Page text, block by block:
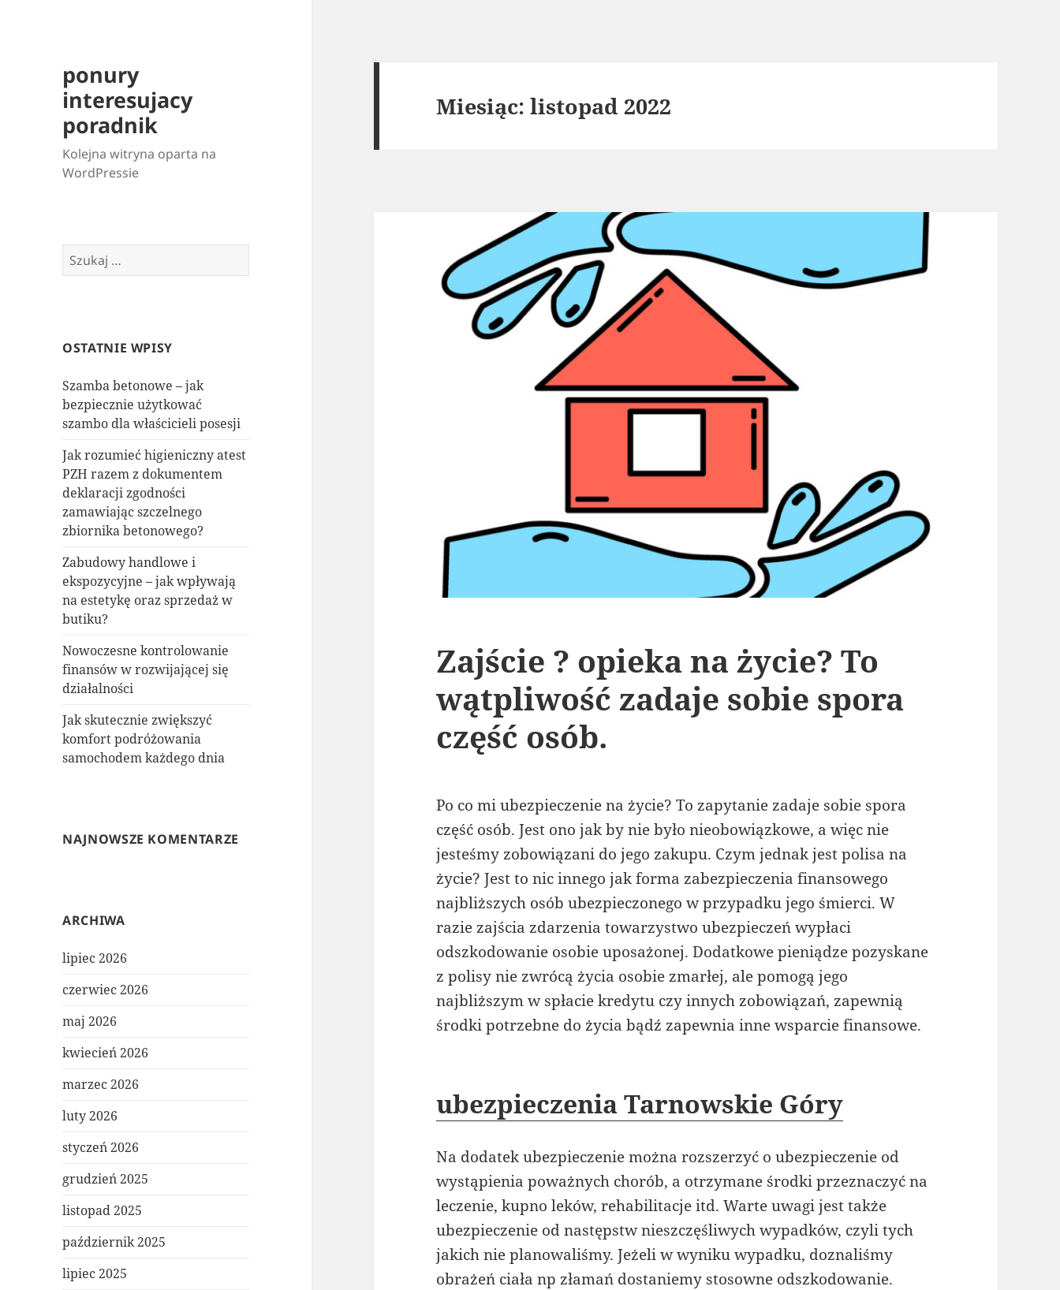
ponury
interesujacy
poradnik
Kolejna witryna oparta na
WordPressie
Szukaj:
OSTATNIE WPISY
Szamba betonowe – jak
bezpiecznie użytkować
szambo dla właścicieli posesji
Jak rozumieć higieniczny atest
PZH razem z dokumentem
deklaracji zgodności
zamawiając szczelnego
zbiornika betonowego?
Zabudowy handlowe i
ekspozycyjne – jak wpływają
na estetykę oraz sprzedaż w
butiku?
Nowoczesne kontrolowanie
finansów w rozwijającej się
działalności
Jak skutecznie zwiększyć
komfort podróżowania
samochodem każdego dnia
NAJNOWSZE KOMENTARZE
ARCHIWA
lipiec 2026
czerwiec 2026
maj 2026
kwiecień 2026
marzec 2026
luty 2026
styczeń 2026
grudzień 2025
listopad 2025
październik 2025
lipiec 2025
Miesiąc:listopad 2022
Zajście ? opieka na życie? To
wątpliwość zadaje sobie spora
część osób.
Po co mi ubezpieczenie na życie? To zapytanie zadaje sobie spora
część osób. Jest ono jak by nie było nieobowiązkowe, a więc nie
jesteśmy zobowiązani do jego zakupu. Czym jednak jest polisa na
życie? Jest to nic innego jak forma zabezpieczenia finansowego
najbliższych osób ubezpieczonego w przypadku jego śmierci. W
razie zajścia zdarzenia towarzystwo ubezpieczeń wypłaci
odszkodowanie osobie uposażonej. Dodatkowe pieniądze pozyskane
z polisy nie zwrócą życia osobie zmarłej, ale pomogą jego
najbliższym w spłacie kredytu czy innych zobowiązań, zapewnią
środki potrzebne do życia bądź zapewnia inne wsparcie finansowe.
ubezpieczenia Tarnowskie Góry
Na dodatek ubezpieczenie można rozszerzyć o ubezpieczenie od
wystąpienia poważnych chorób, a otrzymane środki przeznaczyć na
leczenie, kupno leków, rehabilitacje itd. Warte uwagi jest także
ubezpieczenie od następstw nieszczęśliwych wypadków, czyli tych
jakich nie planowaliśmy. Jeżeli w wyniku wypadku, doznaliśmy
obrażeń ciała np złamań dostaniemy stosowne odszkodowanie.